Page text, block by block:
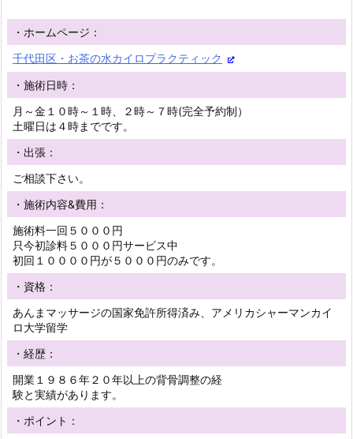
・ホームページ：
千代田区・お茶の水カイロプラクティック
・施術日時：
月～金１０時～１時、２時～７時(完全予約制）
土曜日は４時までです。
・出張：
ご相談下さい。
・施術内容&費用：
施術料一回５０００円
只今初診料５０００円サービス中
初回１００００円が５０００円のみです。
・資格：
あんまマッサージの国家免許所得済み、アメリカシャーマンカイ
ロ大学留学
・経歴：
開業１９８６年２０年以上の背骨調整の経
験と実績があります。
・ポイント：